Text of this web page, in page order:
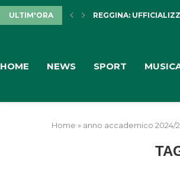
ULTIM'ORA REGGINA:
HOME NEWS SPORT
Home » anno accademico 2024/